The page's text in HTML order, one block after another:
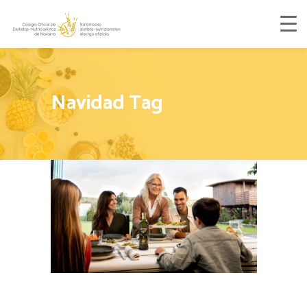
Navidad Tag